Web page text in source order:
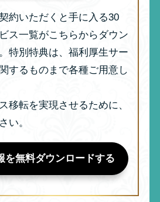
約いただくと手に入る30
ス一覧がこちらからダウン
特別特典は、福利厚生サー
するものまで各種ご用意し
移転を実現させるために、
い。
を無料ダウンロードする